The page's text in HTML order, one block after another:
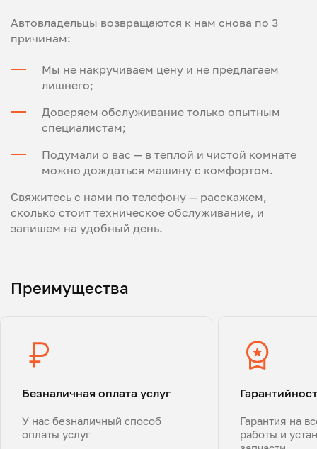
Автовладельцы возвращаются к нам снова по 3
причинам:
Мы не накручиваем цену и не предлагаем
лишнего;
Доверяем обслуживание только опытным
специалистам;
Подумали о вас — в теплой и чистой комнате
можно дождаться машину с комфортом.
Свяжитесь с нами по телефону — расскажем,
сколько стоит техническое обслуживание, и
запишем на удобный день.
Преимущества
Безналичная оплата услуг
У нас безналичный способ
оплаты услуг
Гарантия на
работы и